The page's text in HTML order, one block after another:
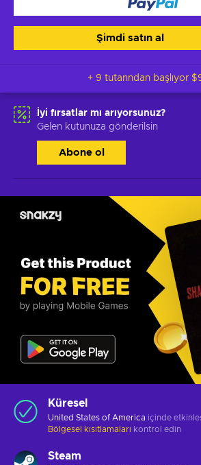
Şimdi satın al
+ 9 tutarından başlıyor
İyi fırsatlar mı arıyorsunuz?
Gelen kutunuza gönderilsin
Abone ol
Küresel
United States of America içinde
Bölgesel kısıtlamaları kontrol edin
Steam